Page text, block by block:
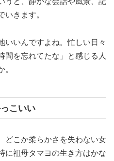
いきます。
いいんですよね。忙しい日々
間を忘れてたな」と感じる人
。
こいい
どこか柔らかさを失わない女
に祖母タマヨの生き方はかな